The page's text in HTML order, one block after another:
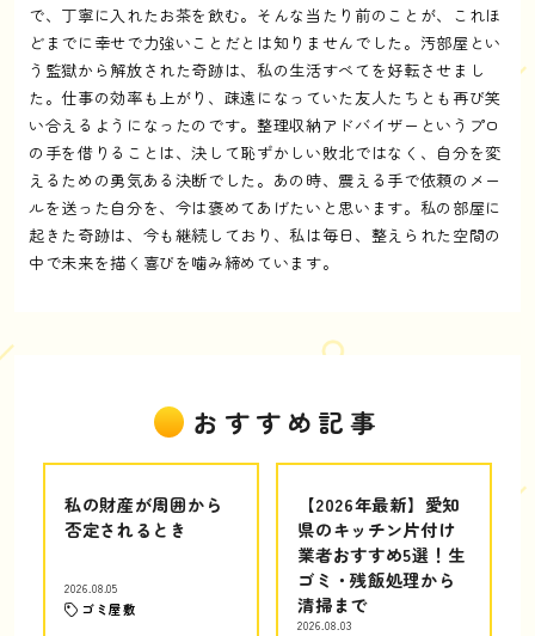
で、丁寧に入れたお茶を飲む。そんな当たり前のことが、これほ
どまでに幸せで力強いことだとは知りませんでした。汚部屋とい
う監獄から解放された奇跡は、私の生活すべてを好転させまし
た。仕事の効率も上がり、疎遠になっていた友人たちとも再び笑
い合えるようになったのです。整理収納アドバイザーというプロ
の手を借りることは、決して恥ずかしい敗北ではなく、自分を変
えるための勇気ある決断でした。あの時、震える手で依頼のメー
ルを送った自分を、今は褒めてあげたいと思います。私の部屋に
起きた奇跡は、今も継続しており、私は毎日、整えられた空間の
中で未来を描く喜びを噛み締めています。
おすすめ記事
私の財産が周囲から
否定されるとき
2026.08.05
ゴミ屋敷
【2026年最新】愛知
県のキッチン片付け
業者おすすめ5選！生
ゴミ・残飯処理から
清掃まで
2026.08.03